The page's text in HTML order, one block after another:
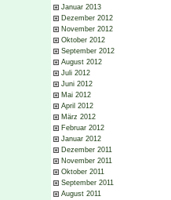
Januar 2013
Dezember 2012
November 2012
Oktober 2012
September 2012
August 2012
Juli 2012
Juni 2012
Mai 2012
April 2012
März 2012
Februar 2012
Januar 2012
Dezember 2011
November 2011
Oktober 2011
September 2011
August 2011